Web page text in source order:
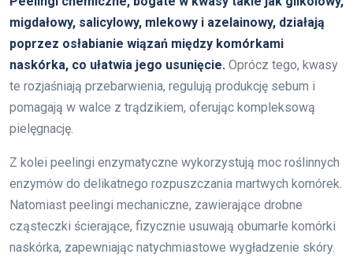
migdałowy, salicylowy, mlekowy i azelainowy, działają
poprzez osłabianie wiązań między komórkami
naskórka, co ułatwia jego usunięcie. Oprócz tego, kwasy
te rozjaśniają przebarwienia, regulują produkcję sebum i
pomagają w walce z trądzikiem, oferując kompleksową
pielęgnację.
Z kolei peelingi enzymatyczne wykorzystują moc roślinnych
enzymów do delikatnego rozpuszczania martwych komórek.
Natomiast peelingi mechaniczne, zawierające drobne
cząsteczki ścierające, fizycznie usuwają obumarłe komórki
naskórka, zapewniając natychmiastowe wygładzenie skóry.